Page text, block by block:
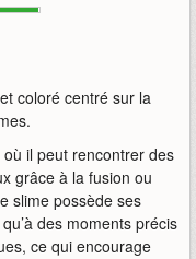
coloré centré sur la
il peut rencontrer des
grâce à la fusion ou
slime possède ses
des moments précis
ce qui encourage